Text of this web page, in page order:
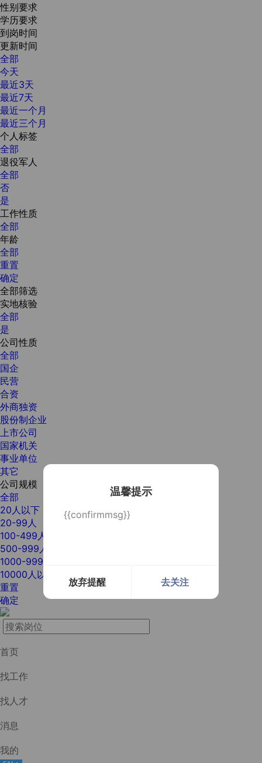
温馨提示
{{confirmmsg}}
放弃提醒 去关注
性别要求
学历要求
到岗时间
更新时间
全部
今天
最近3天
最近7天
最近一个月
最近三个月
个人标签
全部
退役军人
全部
否
是
工作性质
全部
年龄
全部
重置
确定
全部筛选
实地核验
全部
是
公司性质
全部
国企
民营
合资
外商独资
股份制企业
上市公司
国家机关
事业单位
其它
公司规模
全部
20人以下
20-99人
100-499人
500-999人
1000-9999人
10000人以上
重置
确定
首页
找工作
找人才
消息
我的